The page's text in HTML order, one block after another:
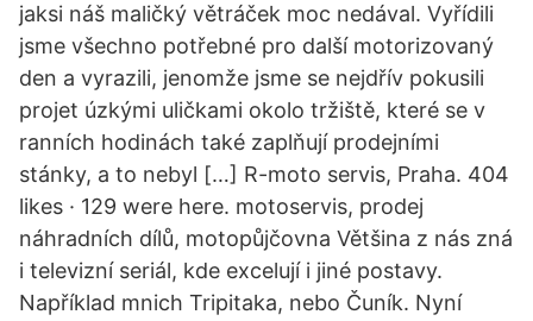
jaksi náš maličký větráček moc nedával. Vyřídili
jsme všechno potřebné pro další motorizovaný
den a vyrazili, jenomže jsme se nejdřív pokusili
projet úzkými uličkami okolo tržiště, které se v
ranních hodinách také zaplňují prodejními
stánky, a to nebyl […] R-moto servis, Praha. 404
likes · 129 were here. motoservis, prodej
náhradních dílů, motopůjčovna Většina z nás zná
i televizní seriál, kde excelují i jiné postavy.
Například mnich Tripitaka, nebo Čuník. Nyní